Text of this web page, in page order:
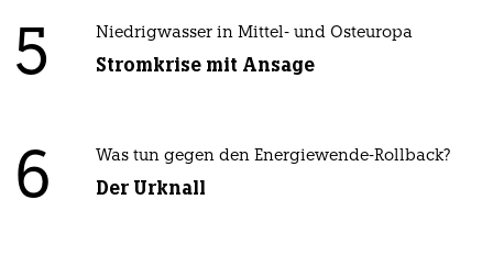
5 Niedrigwasser in Mittel- und Osteuropa
Stromkrise mit Ansage
6 Was tun gegen den Energiewende-Rollback?
Der Urknall